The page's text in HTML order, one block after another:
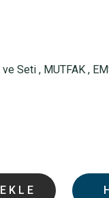
ve Seti , MUTFAK ,